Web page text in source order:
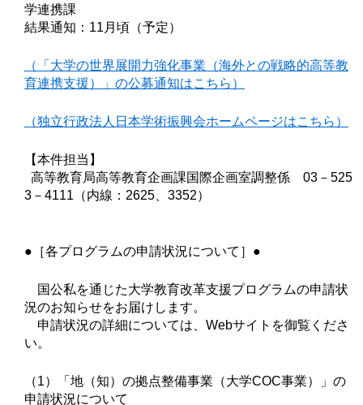
学連携課
結果通知：11月頃（予定）
（「大学の世界展開力強化事業（海外との戦略的高等教
育連携支援）」の公募通知はこちら）
（独立行政法人日本学術振興会ホームページはこちら）
【本件担当】
高等教育局高等教育企画課国際企画室調整係 03－525
3－4111（内線：2625、3352）
●［各プログラムの申請状況について］●
国公私を通じた大学教育改革支援プログラムの申請状
況のお知らせをお届けします。
申請状況の詳細については、Webサイトを御覧くださ
い。
（1）「地（知）の拠点整備事業（大学COC事業）」の
申請状況について